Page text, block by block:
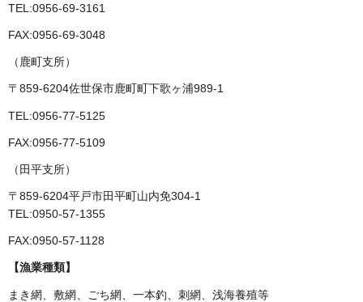
TEL:0956-69-3161
FAX:0956-69-3048
（鹿町支所）
〒859-6204佐世保市鹿町町下歌ヶ浦989-1
TEL:0956-77-5125
FAX:0956-77-5109
（田平支所）
〒859-6204平戸市田平町山内免304-1
TEL:0950-57-1355
FAX:0950-57-1128
【漁業種類】
まき網、敷網、ごち網、一本釣、刺網、浅海養殖等